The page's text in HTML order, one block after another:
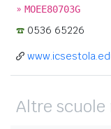
» MOEE80703G
0536 65226
Altre scuole